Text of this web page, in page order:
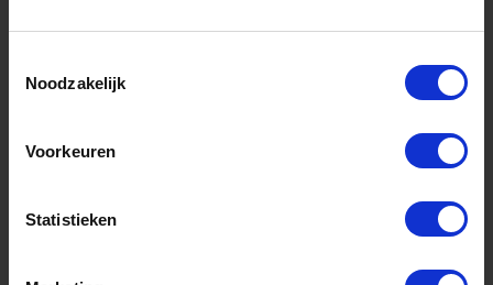
Noodzakelijk
Voorkeuren
Statistieken
De economische
realiteit achter E-